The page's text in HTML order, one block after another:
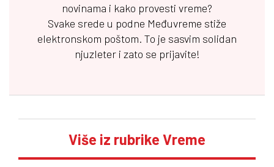
novinama i kako provesti vreme?
Svake srede u podne Međuvreme stiže
elektronskom poštom. To je sasvim solidan
njuzleter i zato se prijavite!
Više iz rubrike Vreme